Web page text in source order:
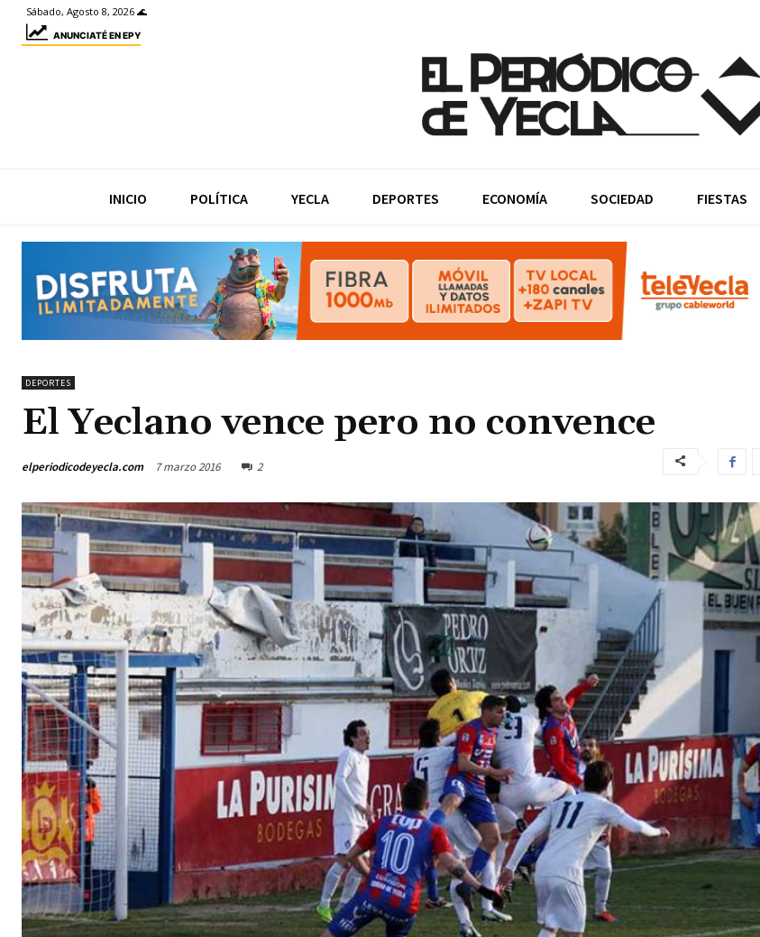
Sábado, Agosto 8, 2026 🌊
ANUNCIATÉ EN EPY
INICIO POLÍTICA YECLA DEPORTES ECONOMÍA SOCIEDAD FIESTAS
DEPORTES
El Yeclano vence pero no convence
elperiodicodeyecla.com 7 marzo 2016 2